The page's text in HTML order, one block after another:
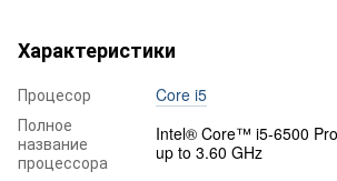
Характеристики
Процесор
Core i5
Полное
название
процессора
Intel® Core™ i5-6500
up to 3.60 GHz